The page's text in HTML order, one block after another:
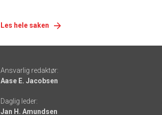
Les hele saken
-
links
Ansvarlig redaktør:
Aase E. Jacobsen
Daglig leder:
Jan H. Amundsen